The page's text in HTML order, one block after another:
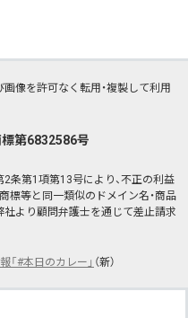
像を許可なく転用・複製して利用
第6832586号
2条第1項第13号により、不正の利益
標等と同一類似のドメイン名・商品
社より顧問弁護士を通じて差止請求
「#本日のカレー」 （新）